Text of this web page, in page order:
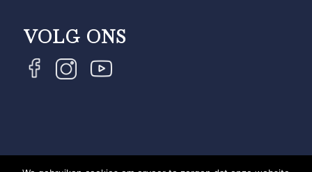
VOLG ONS